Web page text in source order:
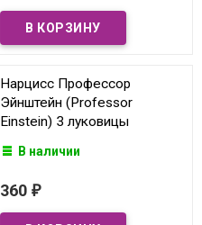
Нарцисс Профессор
Эйнштейн (Professor
Einstein) 3 луковицы
В наличии
360 ₽